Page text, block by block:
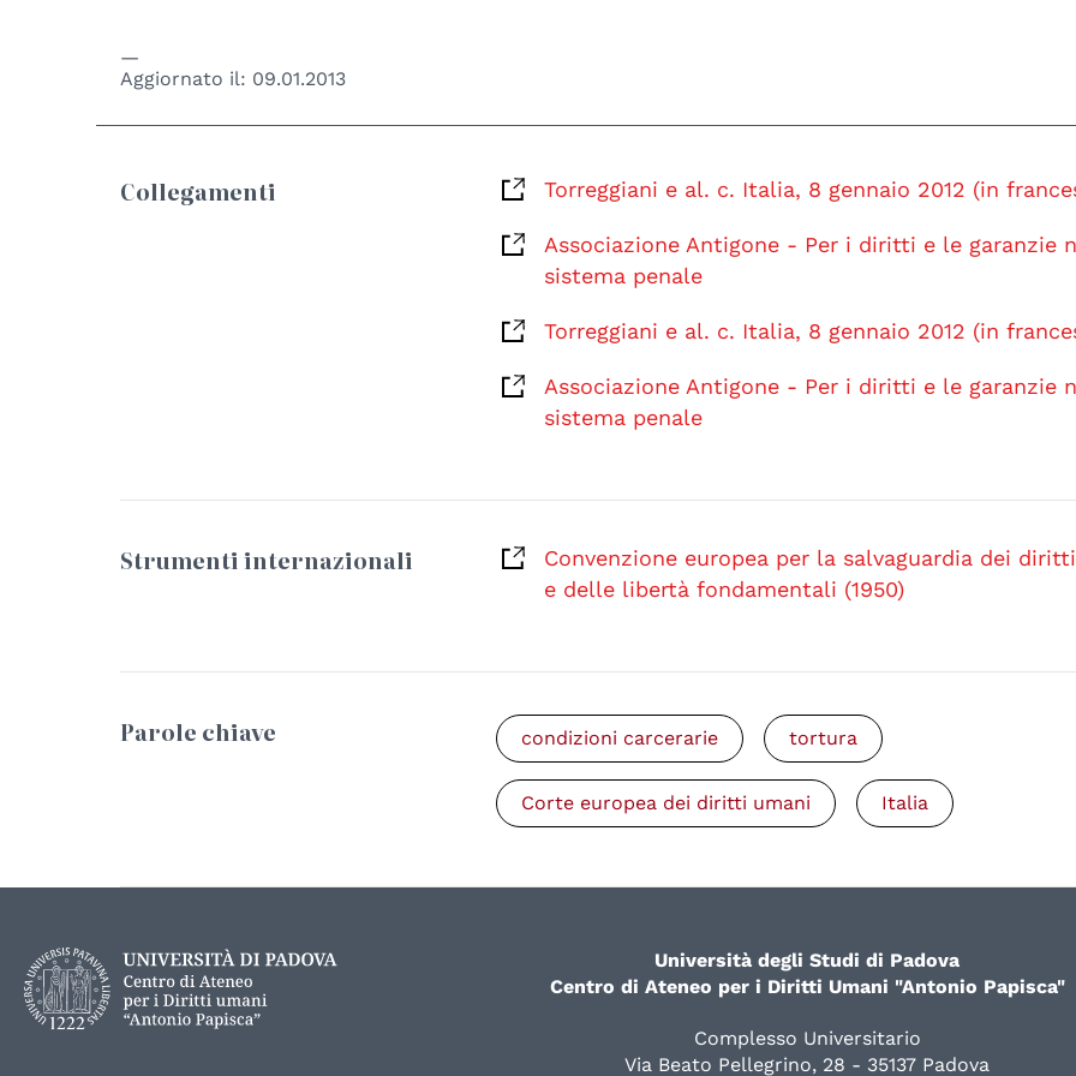
Aggiornato il: 09.01.2013
Collegamenti Torreggiani e al. c. Italia, 8 gennaio 2012 (in
Associazione Antigone - Per i diritti e le garanzie
sistema penale
Torreggiani e al. c. Italia, 8 gennaio 2012 (in
Associazione Antigone - Per i diritti e le garanzie
sistema penale
Strumenti internazionali
Convenzione europea per la salvaguardia dei
e delle libertà fondamentali (1950)
Parole chiave condizioni carcerarie tortura
Corte europea dei diritti umani Italia
Università degli Studi di Padova
Centro di Ateneo per i Diritti Umani "Antonio Papisca"
Complesso Universitario
Via Beato Pellegrino, 28 - 35137 Padova